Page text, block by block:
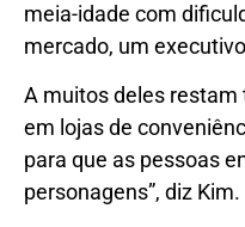
meia-idade com
mercado, um
A muitos deles
em lojas de
para que as pessoas
personagens”, diz Kim.